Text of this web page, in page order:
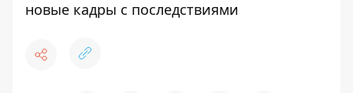
новые кадры с последствиями